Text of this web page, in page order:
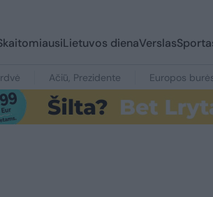
Lietuvos dienaVerslas
Ačiū, Prezidente Europos